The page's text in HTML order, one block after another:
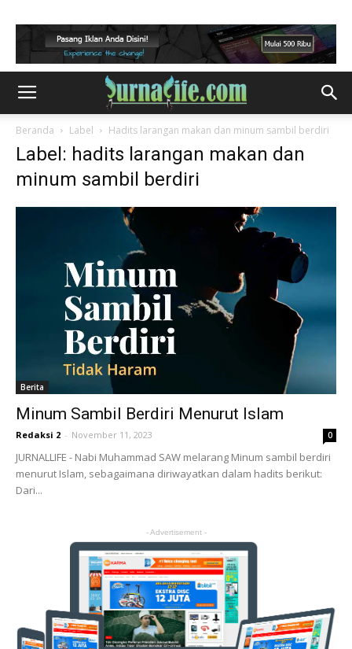
Beranda Label Hadits larangan makan dan minum sambil berdiri
Label: hadits larangan makan dan
minum sambil berdiri
Berita
Minum Sambil Berdiri Menurut Islam
Redaksi 2 - November 11, 2023 0
JURNALLIFE - Nabi Muhammad SAW melarang Minum sambil berdiri
menurut Islam, sebagaimana diriwayatkan dalam hadits berikut:
Dari...
- Advertisement -